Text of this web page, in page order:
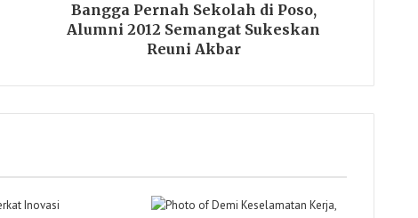
Bangga Pernah Sekolah di Poso,
Alumni 2012 Semangat Sukeskan
Reuni Akbar